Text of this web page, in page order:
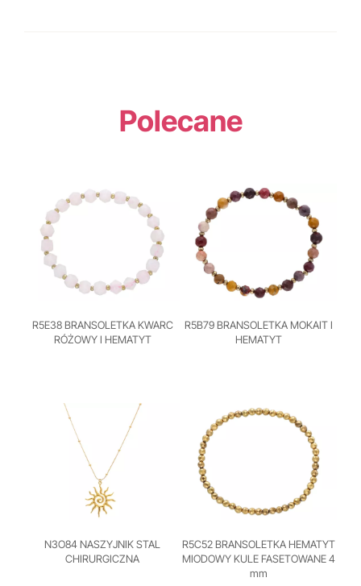
Polecane
R5E38 BRANSOLETKA KWARC
RÓŻOWY I HEMATYT
R5B79 BRANSOLETKA MOKAIT I
HEMATYT
N3O84 NASZYJNIK STAL
CHIRURGICZNA
R5C52 BRANSOLETKA HEMATYT
MIODOWY KULE FASETOWANE 4
mm